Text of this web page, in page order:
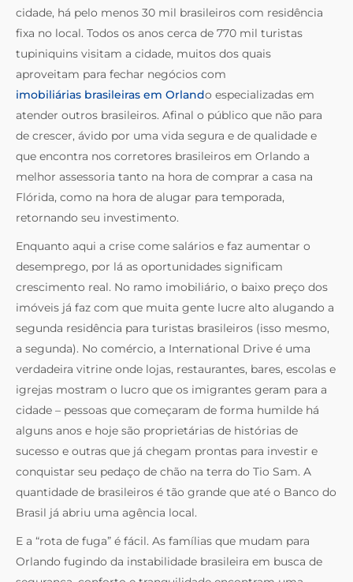
cidade, há pelo menos 30 mil brasileiros com residência
fixa no local. Todos os anos cerca de 770 mil turistas
tupiniquins visitam a cidade, muitos dos quais
aproveitam para fechar negócios com
imobiliárias brasileiras em Orlando especializadas em
atender outros brasileiros. Afinal o público que não para
de crescer, ávido por uma vida segura e de qualidade e
que encontra nos corretores brasileiros em Orlando a
melhor assessoria tanto na hora de comprar a casa na
Flórida, como na hora de alugar para temporada,
retornando seu investimento.
Enquanto aqui a crise come salários e faz aumentar o
desemprego, por lá as oportunidades significam
crescimento real. No ramo imobiliário, o baixo preço dos
imóveis já faz com que muita gente lucre alto alugando a
segunda residência para turistas brasileiros (isso mesmo,
a segunda). No comércio, a International Drive é uma
verdadeira vitrine onde lojas, restaurantes, bares, escolas e
igrejas mostram o lucro que os imigrantes geram para a
cidade – pessoas que começaram de forma humilde há
alguns anos e hoje são proprietárias de histórias de
sucesso e outras que já chegam prontas para investir e
conquistar seu pedaço de chão na terra do Tio Sam. A
quantidade de brasileiros é tão grande que até o Banco do
Brasil já abriu uma agência local.
E a “rota de fuga” é fácil. As famílias que mudam para
Orlando fugindo da instabilidade brasileira em busca de